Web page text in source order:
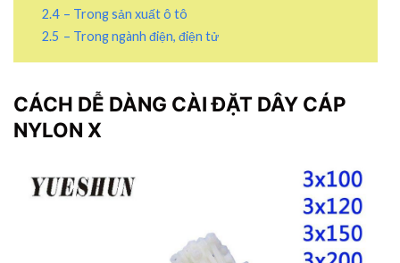
2.4 – Trong sản xuất ô tô
2.5 – Trong ngành điện, điện tử
CÁCH DỄ DÀNG CÀI ĐẶT DÂY CÁP
NYLON X